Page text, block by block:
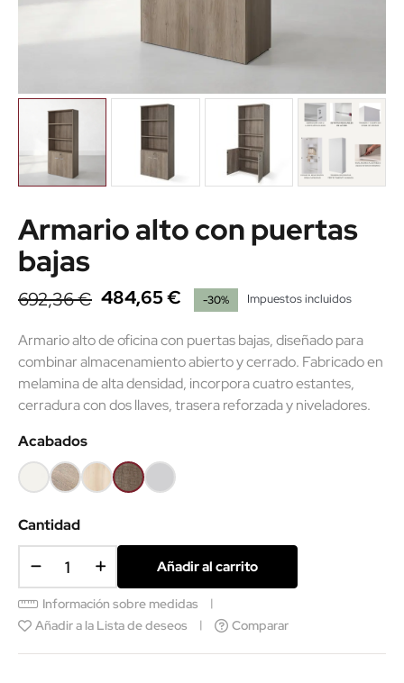
Armario alto con puertas
bajas
692,36 € 484,65 € -30% Impuestos incluidos
Armario alto de oficina con puertas bajas, diseñado para
combinar almacenamiento abierto y cerrado. Fabricado en
melamina de alta densidad, incorpora cuatro estantes,
cerradura con dos llaves, trasera reforzada y niveladores.
Acabados
BlancoOlmo
claro
AcaciaNebraska
Gris
claro
Cantidad
Añadir al carrito
Información sobre medidas
Añadir a la Lista de deseos
Comparar